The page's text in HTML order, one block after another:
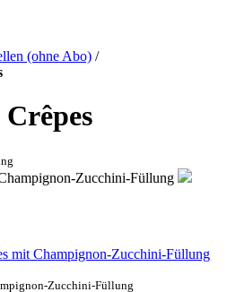
(ohne Abo) /
Zucchini-Füllung